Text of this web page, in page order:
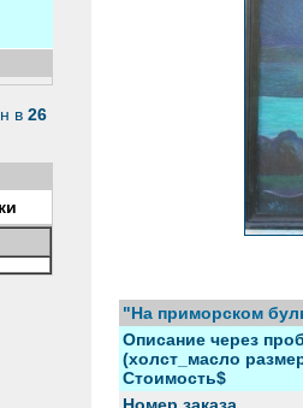
в 26
"На приморском
Описание через
(холст_масло
Стоимость$